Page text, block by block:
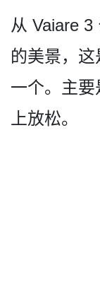
从 Vaiare 3
的美景，
一个。主
上放松。